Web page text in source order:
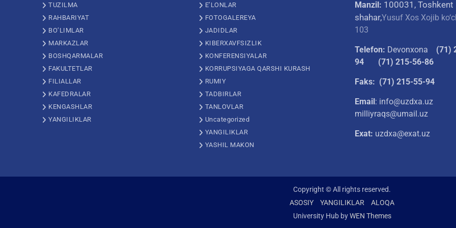
TUZILMA
RAHBARIYAT
BO’LIMLAR
MARKAZLAR
BOSHQARMALAR
FAKULTETLAR
FILIALLAR
KAFEDRALAR
KENGASHLAR
YANGILIKLAR
E’LONLAR
FOTOGALEREYA
JADIDLAR
KIBERXAVFSIZLIK
KONFERENSIYALAR
KORRUPSIYAGA QARSHI KURASH
RUMIY
TADBIRLAR
TANLOVLAR
Uncategorized
YANGILIKLAR
YASHIL MAKON
Manzil: 100031, Toshkent
shahar,Yusuf Xos Xojib
103
Telefon: Devonxona (71)
94
(71) 215-56-86
Faks: (71) 215-55-94
Email: info@uzdxa.uz
milliyraqs@umail.uz
Exat: uzdxa@exat.uz
Copyright © All rights reserved.
ASOSIY
YANGILIKLAR
ALOQA
University Hub byWEN Themes